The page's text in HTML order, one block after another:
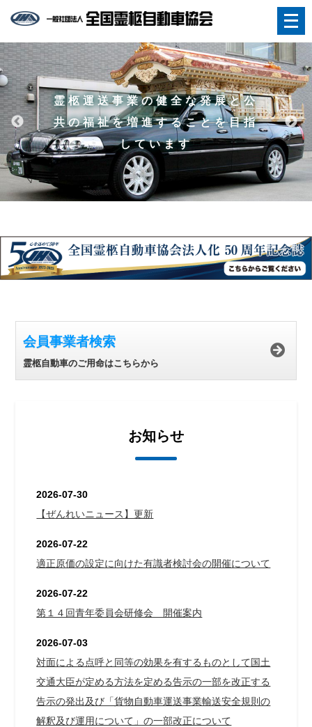
メ
ニ
ー
を
開
く
霊 柩 運 送事 業の健 全 な発展と公
共の福祉を増進することを目指
しています
会員事業者検索
霊柩自動車のご用命はこちらから
お知らせ
2026-07-30
【ぜんれいニュース】更新
2026-07-22
適正原価の設定に向けた有識者検討会の開催について
2026-07-22
第１４回青年委員会研修会 開催案内
2026-07-03
対面による点呼と同等の効果を有するものとして国土
交通大臣が定める方法を定める告示の一部を改正する
告示の発出及び「貨物自動車運送事業輸送安全規則の
解釈及び運用について」の一部改正について